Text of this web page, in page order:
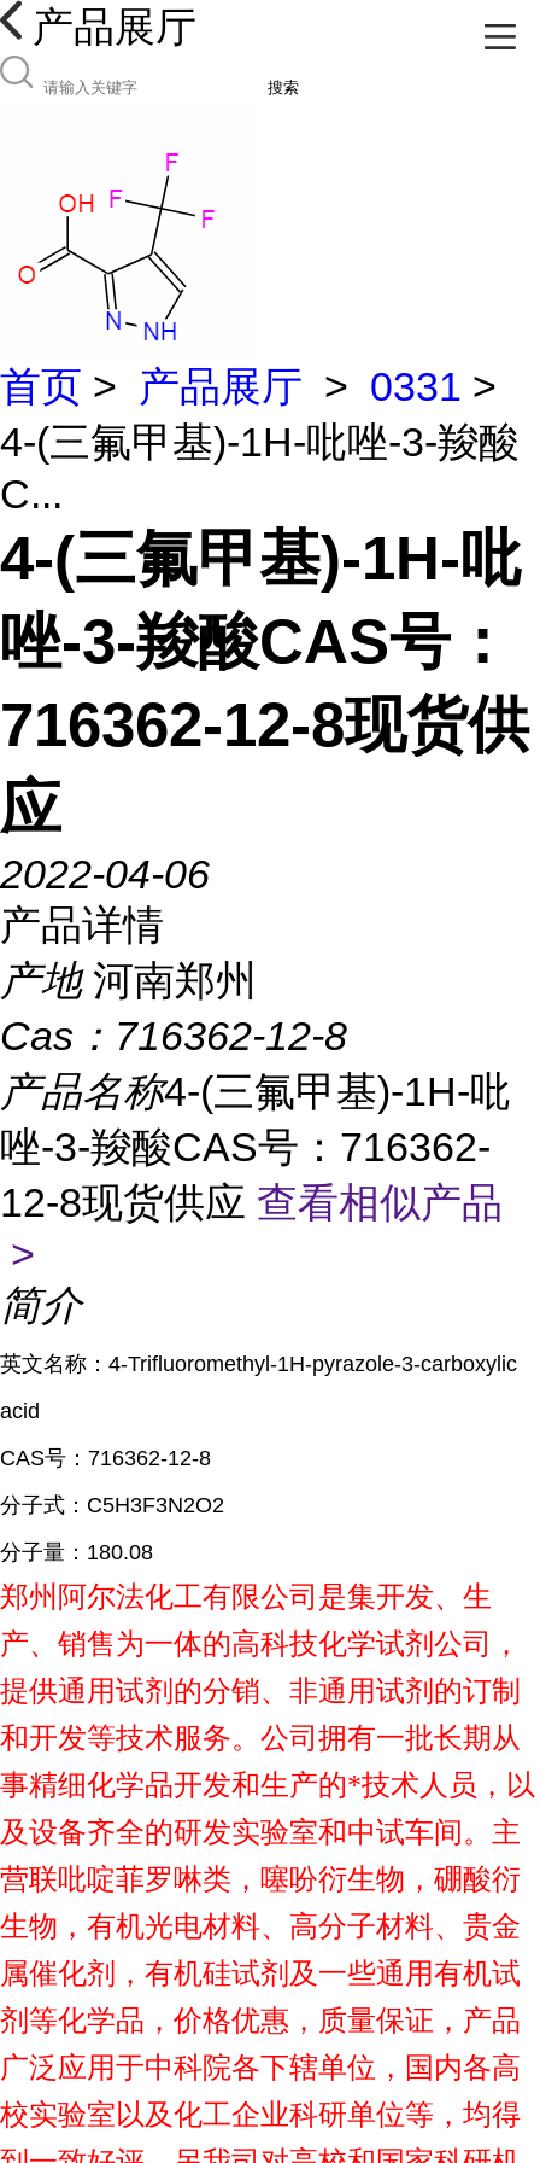
产品展厅
搜索
首页 > 产品展厅 > 0331 >
4-(三氟甲基)-1H-吡唑-3-羧酸
C...
4-(三氟甲基)-1H-吡
唑-3-羧酸CAS号：
716362-12-8现货供
应
2022-04-06
产品详情
产地 河南郑州
Cas： 716362-12-8
产品名称4-(三氟甲基)-1H-吡
唑-3-羧酸CAS号：716362-
12-8现货供应 查看相似产品
>
简介
英文名称： 4-Trifluoromethyl-1H-pyrazole-3-carboxylic
acid
CAS号： 716362-12-8
分子式： C5H3F3N2O2
分子量： 180.08
郑州阿尔法化工有限公司是集开发、生
产、销售为一体的高科技化学试剂公司，
提供通用试剂的分销、非通用试剂的订制
和开发等技术服务。公司拥有一批长期从
事精细化学品开发和生产的*技术人员，以
及设备齐全的研发实验室和中试车间。主
营联吡啶菲罗啉类，噻吩衍生物，硼酸衍
生物，有机光电材料、高分子材料、贵金
属催化剂，有机硅试剂及一些通用有机试
剂等化学品，价格优惠，质量保证，产品
广泛应用于中科院各下辖单位，国内各高
校实验室以及化工企业科研单位等，均得